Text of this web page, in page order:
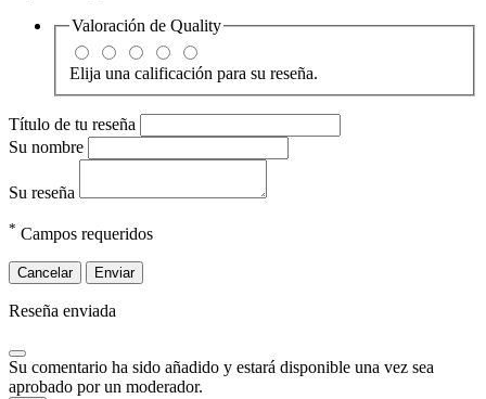
Valoración de Quality
Elija una calificación para su reseña.
Título de tu reseña
Su nombre
Su reseña
* Campos requeridos
Cancelar Enviar
Reseña enviada
Su comentario ha sido añadido y estará disponible una vez sea
aprobado por un moderador.